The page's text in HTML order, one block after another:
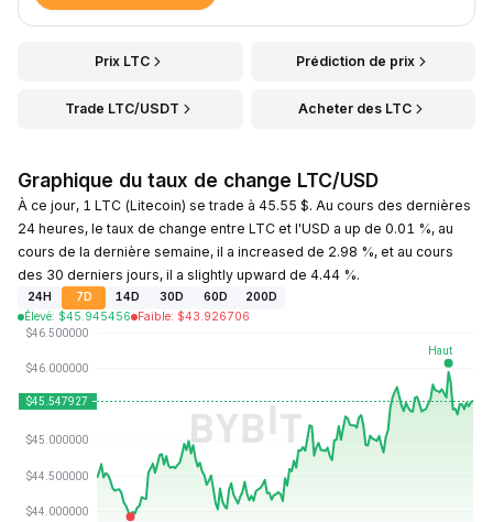
Prix LTC Prédiction de prix
Trade LTC/USDT Acheter des LTC
Graphique du taux de change LTC/USD
À ce jour, 1 LTC (Litecoin) se trade à 45.55 $. Au cours des dernières
24 heures, le taux de change entre LTC et l'USD a up de 0.01 %, au
cours de la dernière semaine, il a increased de 2.98 %, et au cours
des 30 derniers jours, il a slightly upward de 4.44 %.
24H 7D 14D 30D 60D
200D
Élevé: $45.945456 Faible: $43.926706